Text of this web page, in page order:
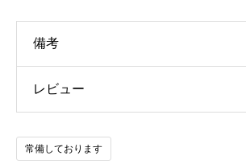
備考
u30b5u30a4u30ba
u51fau7248u793e
レビュー
以前にこの商品を購入したことのあ
みのユーザーのみレビューを残すこ
常備しております